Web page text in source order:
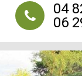
04
06